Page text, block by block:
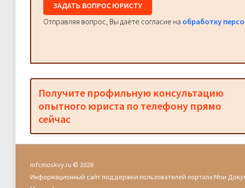
ЗАДАТЬ ВОПРОС ЮРИСТУ
Отправляя вопрос, Вы даёте согласие на обработку
Получите профильную консультацию
опытного юриста по телефону прямо
сейчас
mfcmoskvy.ru © 2026
Информационный сайт поддержки пользователей портала Мои